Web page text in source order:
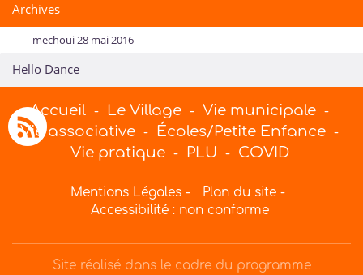
Archives
mechoui 28 mai 2016
Hello Dance
Accueil - Le Village - Vie municipale -
Vie associative - Écoles/Petite Enfance -
Vie pratique - PLU - COVID
Mentions Légales- Plan du site-
Accessibilité : non conforme
Site réalisé dans le cadre du programme